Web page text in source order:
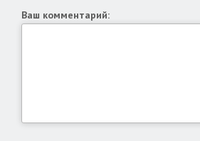
Ваш комментарий: